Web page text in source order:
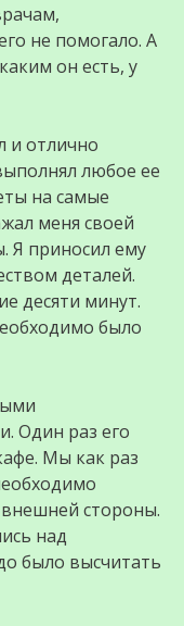
не помогало. А
он есть, у
и отлично
любое ее
на самые
меня своей
Я приносил ему
деталей.
десяти минут.
было
Один раз его
Мы как раз
стороны.
над
было высчитать